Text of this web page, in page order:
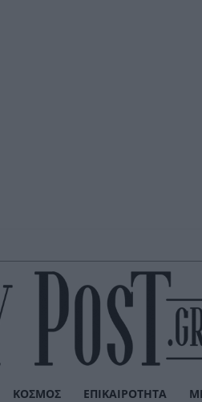
ΚΌΣΜΟΣ ΕΠΙΚΑΙΡΌΤΗΤΑ